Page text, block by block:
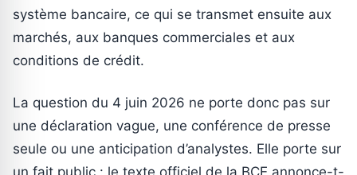
système bancaire, ce qui se transmet ensuite aux
marchés, aux banques commerciales et aux
conditions de crédit.
La question du 4 juin 2026 ne porte donc pas sur
une déclaration vague, une conférence de presse
seule ou une anticipation d’analystes. Elle porte sur
un fait public : le texte officiel de la BCE annonce-t-